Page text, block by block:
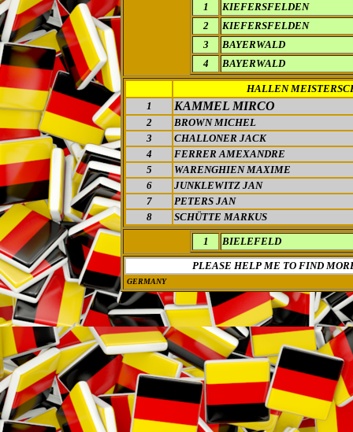
1
KIEFERSFELDEN
2
KIEFERSFELDEN
3
BAYERWALD
4
BAYERWALD
HALLEN
1
KAMMEL MIRCO
2
BROWN MICHEL
3
CHALLONER JACK
4
FERRER AMEXANDRE
5
WARENGHIEN MAXIME
6
JUNKLEWITZ JAN
7
PETERS JAN
8
SCHÜTTE MARKUS
1 BIELEFELD
PLEASE HELP ME TO FIND
GERMANY